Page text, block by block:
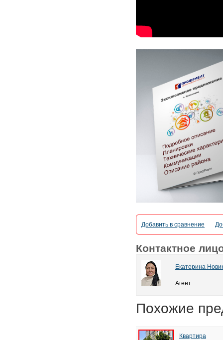
Добавить в сравнение
Контактное
Екатерина
Агент
Похожие
Квартира